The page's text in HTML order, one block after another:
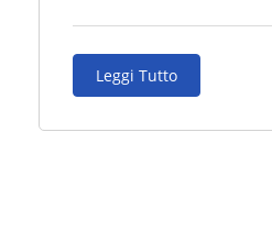
Leggi Tutto